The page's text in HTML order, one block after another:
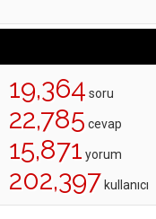
19,364 soru
22,785 cevap
15,871 yorum
202,397 kullanıcı